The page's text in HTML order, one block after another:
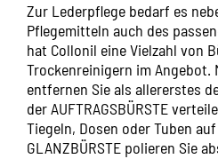
Zur Lederpflege bedarf es
Pflegemitteln auch des
hat Collonil eine Vielzahl von
Trockenreinigern im Angebot.
entfernen Sie als allererstes
derAUFTRAGSBÜRSTE
Tiegeln, Dosen oder Tuben
GLANZBÜRSTE polieren Sie